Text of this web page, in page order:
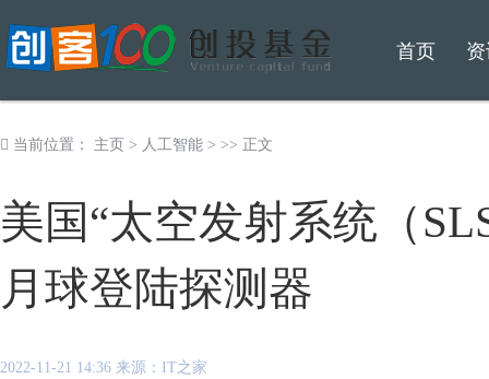
首页
当前位置： 主页 > 人工智能 > >> 正文
美国“太空发射系统（
月球登陆探测器
2022-11-21 14:36 来源：IT之家